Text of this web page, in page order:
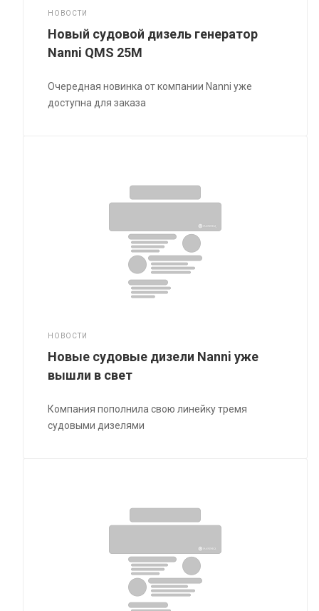
НОВОСТИ
Новый судовой дизель генератор
Nanni QMS 25M
Очередная новинка от компании Nanni уже
доступна для заказа
НОВОСТИ
Новые судовые дизели Nanni уже
вышли в свет
Компания пополнила свою линейку тремя
судовыми дизелями